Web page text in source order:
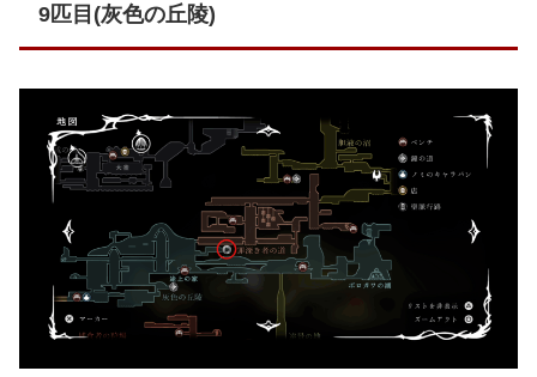
9匹目(灰色の丘陵)